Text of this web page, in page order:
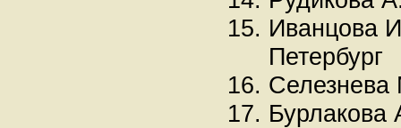
Иванцова
Петербург